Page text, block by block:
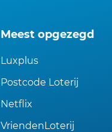
Meest opgezegd
Luxplus
Postcode Loterij
Netflix
VriendenLoterij